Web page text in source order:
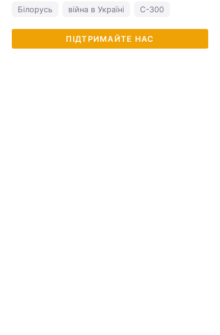
Білорусь війна в Україні С-300
ПІДТРИМАЙТЕ НАС